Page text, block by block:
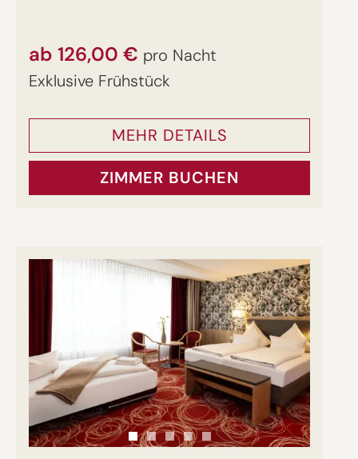
ab 126,00 € pro Nacht
Exklusive Frühstück
MEHR DETAILS
ZIMMER BUCHEN